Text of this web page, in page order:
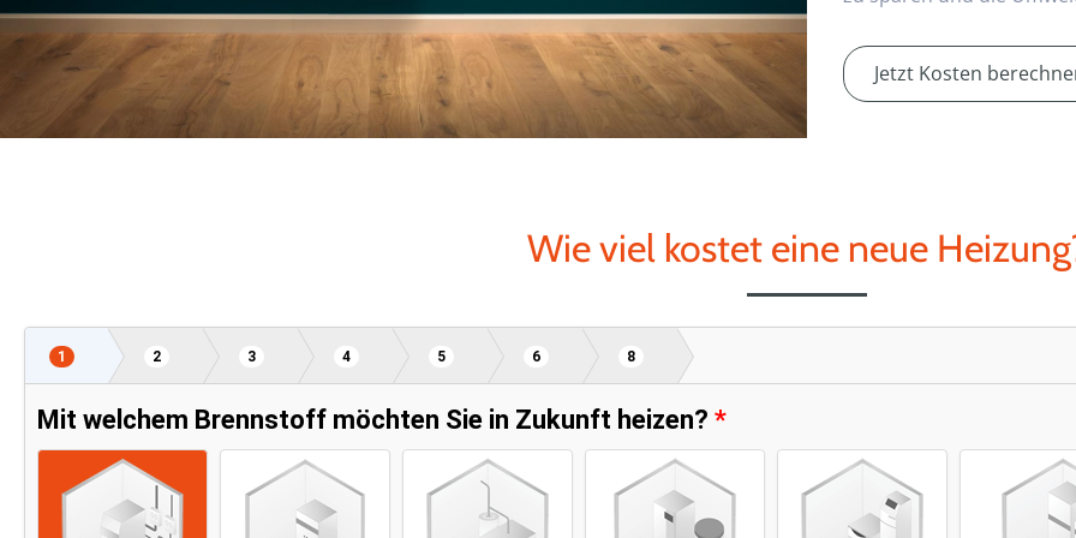
Jetzt Kosten
Wie viel kostet eine neue